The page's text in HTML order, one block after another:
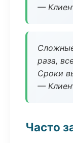
—
раза,
Сроки
—
Часто